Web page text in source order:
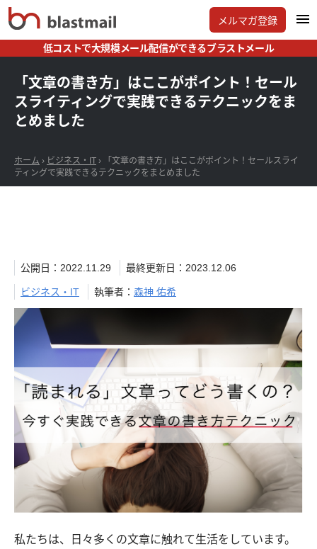
メルマガ登録
低コストで大規模メール配信ができるブラストメール
「文章の書き方」はここがポイント！セール
スライティングで実践できるテクニックをま
とめました
ホーム › ビジネス・IT › 「文章の書き方」はここがポイント！セールスライ
ティングで実践できるテクニックをまとめました
公開日：2022.11.29 最終更新日：2023.12.06
ビジネス・IT 執筆者： 森神 佑希
私たちは、日々多くの文章に触れて生活をしています。